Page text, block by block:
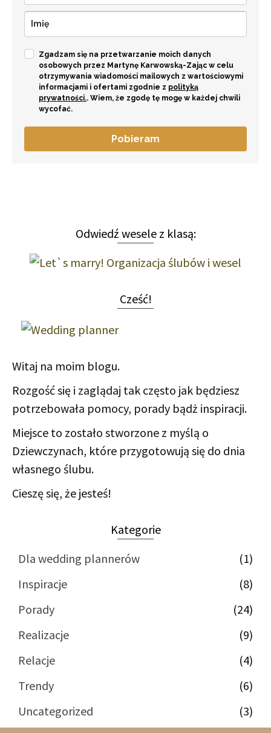
Zgadzam się na przetwarzanie moich danych
osobowych przez Martynę Karwowską-Zając w celu
otrzymywania wiadomości mailowych z wartościowymi
informacjami i ofertami zgodnie z polityką
prywatności.. Wiem, że zgodę tę mogę w każdej chwili
wycofać.
Pobieram
Odwiedź wesele z klasą:
Cześć!
Witaj na moim blogu.
Rozgość się i zaglądaj tak często jak będziesz
potrzebowała pomocy, porady bądż inspiracji.
Miejsce to zostało stworzone z myślą o
Dziewczynach, które przygotowują się do dnia
własnego ślubu.
Cieszę się, że jesteś!
Kategorie
Dla wedding plannerów
(1)
Inspiracje
(8)
Porady
(24)
Realizacje
(9)
Relacje
(4)
Trendy
(6)
Uncategorized
(3)